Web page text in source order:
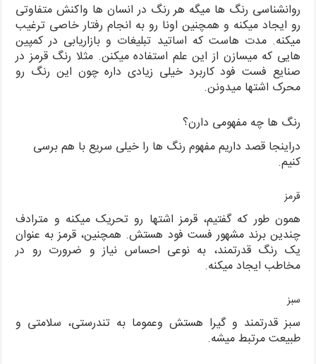
روانشناسی رنگ ها میگه هر رنگ در انسان ها واکنش متفاوتی
رو ایجاد میکنه و همچنین اونا رو به انجام رفتار خاصی ترغیب
میکنه. مدت هاست که اساتید تبلیغات و بازاریابی در کمپین
هایی که میسازن از این علم استفاده میکنن. مثلا رنگ قرمز در
صنایع فست فود کاربرد خیلی زیادی داره چون این رنگ رو
محرک اشتها میدونن.
رنگ ها چه مفهومی دارن؟
دراینجا قصد داریم مفهوم رنگ ها را خیلی سریع با هم برسی
کنیم.
قرمز
همون طور که گفتیم، قرمز اشتها رو تحریک میکنه و مترادف
چندین برند مشهور فست فود هستش. همچنین، قرمز به عنوان
یک رنگ قدرتمند، به نوعی احساس نیاز و ضرورت رو در
مخاطب ایجاد میکنه.
سبز
سبز قدرتمند و گیرا هستش وعموما به تندرستی، سلامتی و
طبیعت مرتبط میشه.